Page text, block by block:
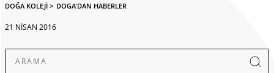
DOĞA KOLEJİ > DOGA'DAN HABERLER
21 NİSAN 2016